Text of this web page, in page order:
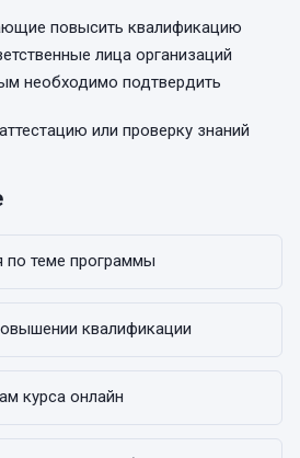
повысить квалификацию
лица организаций
необходимо подтвердить
или проверку знаний
по теме программы
квалификации
курса онлайн